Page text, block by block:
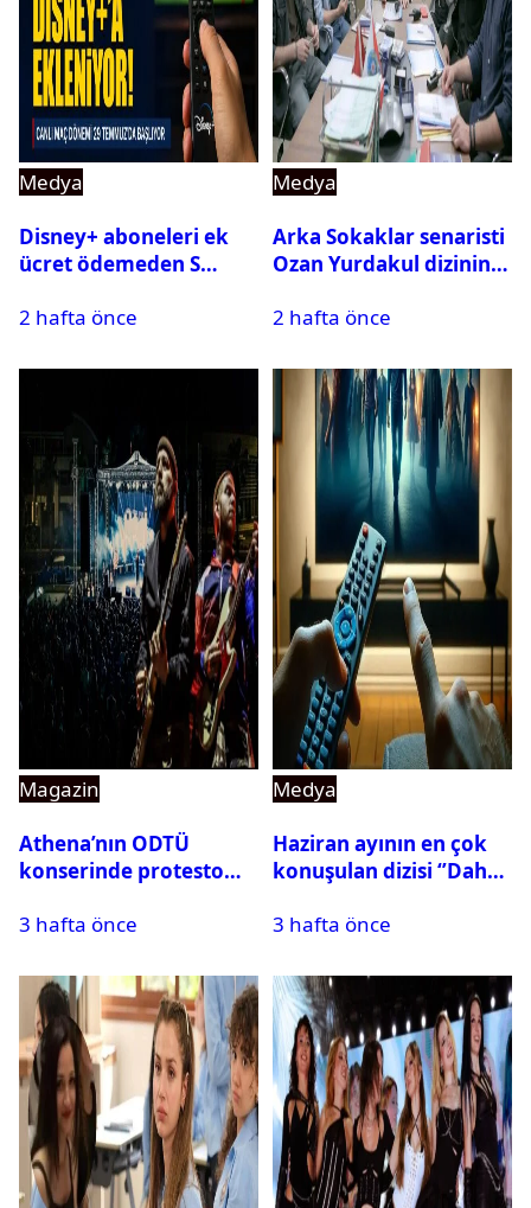
Medya
Disney+ aboneleri ek
ücret ödemeden S
izleyebilecek
2 hafta önce
Medya
Arka Sokaklar senaristi
Ozan Yurdakul dizinin
2 hafta önce
Magazin
Athena’nın ODTÜ
konserinde protesto
3 hafta önce
Medya
Haziran ayının en çok
konuşulan dizisi ‘’Daha
3 hafta önce